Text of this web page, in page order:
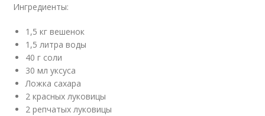
Ингредиенты:
1,5 кг вешенок
1,5 литра воды
40 г соли
30 мл уксуса
Ложка сахара
2 красных луковицы
2 репчатых луковицы